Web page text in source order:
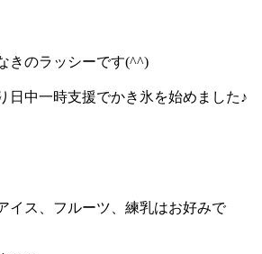
きのラッシーです(^^)
日中一時支援でかき氷を始めました♪
イス、フルーツ、練乳はお好みで